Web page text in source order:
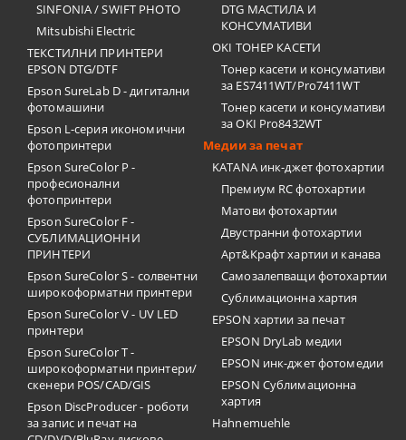
SINFONIA / SWIFT PHOTO
Mitsubishi Electric
ТЕКСТИЛНИ ПРИНТЕРИ
EPSON DTG/DTF
Epson SureLab D - дигитални
фотомашини
Epson L-серия икономични
фотопринтери
Epson SureColor P -
професионални
фотопринтери
Epson SureColor F -
СУБЛИМАЦИОННИ
ПРИНТЕРИ
Epson SureColor S - солвентни
широкоформатни принтери
Epson SureColor V - UV LED
принтери
Epson SureColor T -
широкоформатни принтери/
скенери POS/CAD/GIS
Epson DiscProducer - роботи
за запис и печат на
DTG МАСТИЛА И
КОНСУМАТИВИ
OKI ТОНЕР КАСЕТИ
Тонер касети и консумативи
за ES7411WT/Pro7411WT
Тонер касети и консумативи
за OKI Pro8432WT
Медии за печат
KATANA инк-джет фотохартии
Премиум RC фотохартии
Матови фотохартии
Двустранни фотохартии
Арт&Крафт хартии и канава
Самозалепващи фотохартии
Сублимационна хартия
EPSON хартии за печат
EPSON DryLab медии
EPSON инк-джет фотомедии
EPSON Сублимационна
хартия
Hahnemuehle